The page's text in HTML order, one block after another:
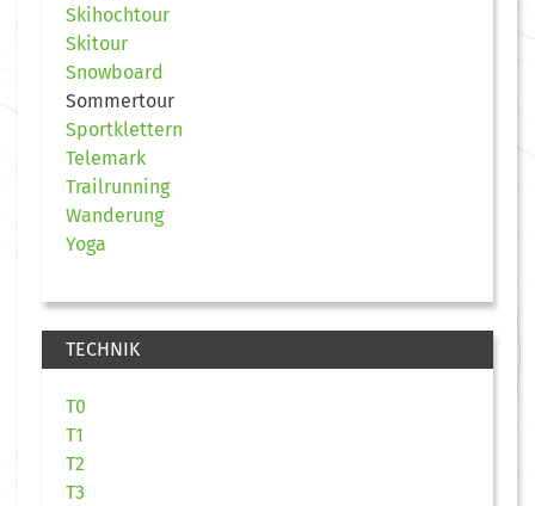
Skihochtour
Skitour
Snowboard
Sommertour
Sportklettern
Telemark
Trailrunning
Wanderung
Yoga
TECHNIK
T0
T1
T2
T3